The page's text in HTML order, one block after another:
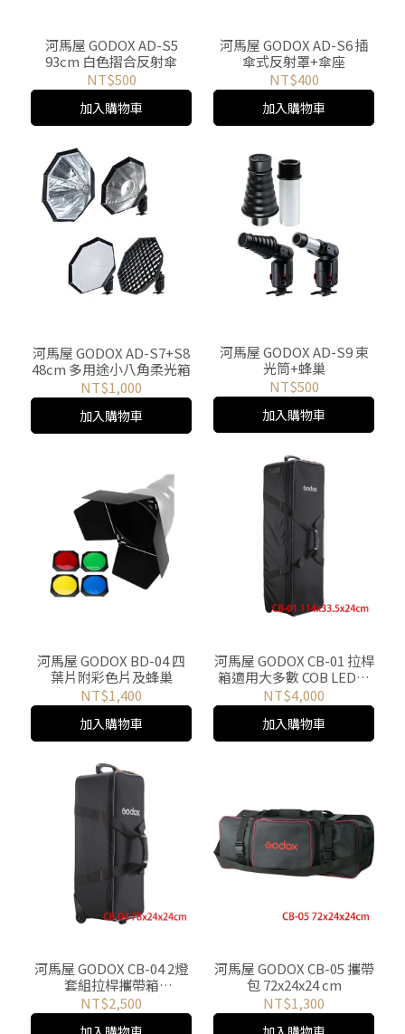
河馬屋 GODOX AD-S5
93cm 白色摺合反射傘
NT$500
加入購物車
河馬屋 GODOX AD-S6 插
傘式反射罩+傘座
NT$400
加入購物車
河馬屋 GODOX AD-S7+S8
48cm 多用途小八角柔光箱
NT$1,000
加入購物車
河馬屋 GODOX AD-S9 束
光筒+蜂巢
NT$500
加入購物車
河馬屋 GODOX BD-04 四
葉片附彩色片及蜂巢
NT$1,400
加入購物車
河馬屋 GODOX CB-01 拉桿
箱適用大多數 COB LED攝
影燈 114x33.5x24cm
NT$4,000
加入購物車
河馬屋 GODOX CB-04 2燈
套組拉桿攜帶箱
78x24x24cm
NT$2,500
河馬屋 GODOX CB-05 攜帶
包 72x24x24 cm
NT$1,300